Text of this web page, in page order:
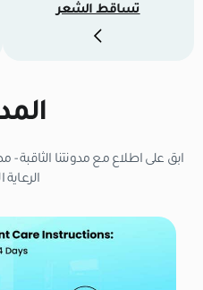
تساقط الشعر
ابق على اطلاع مع مدونتنا الثاقبة